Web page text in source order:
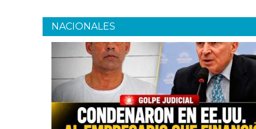
NACIONALES